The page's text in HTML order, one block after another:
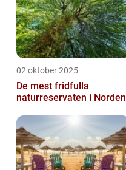
02 oktober 2025
De mest fridfulla
naturreservaten i Norden